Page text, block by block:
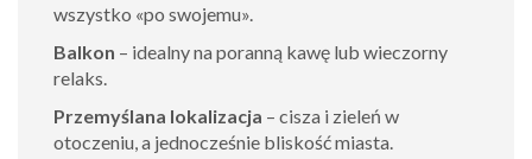
wszystko «po swojemu».
Balkon – idealny na poranną kawę lub wieczorny
relaks.
Przemyślana lokalizacja – cisza i zieleń w
otoczeniu, a jednocześnie bliskość miasta.